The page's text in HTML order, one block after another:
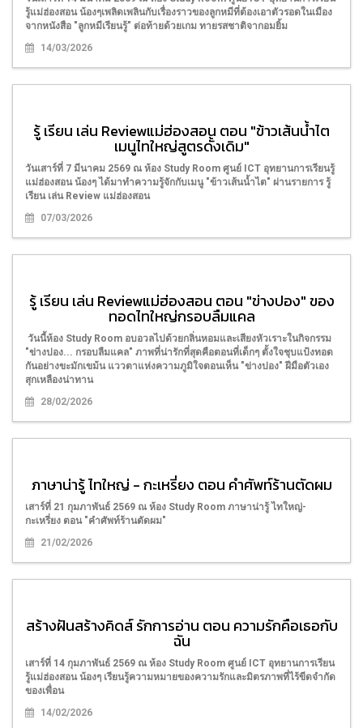
รู้แม่ฮ่องสอน น้องๆเพลิดเพลินกับเรื่องราวของลูกหมีที่ต้องเอาตัวรอดในเมือง
จากหนังสือ "ลูกหมีเรียนรู้" ต่อท้ายด้วยเกม ทายรสชาติจากอมยิ้ม
14/03/2026
รู้ เรียน เล่น Reviewแม่ฮ่องสอน ตอน "ข้าวเส้นน้ำไต
เมนูไทใหญ่สูตรดั้งเดิม"
วันเสาร์ที่ 7 มีนาคม 2569 ณ ห้อง Study Room ศูนย์ ICT อุทยานการเรียนรู้
แม่ฮ่องสอน น้องๆ ได้มาทำความรู้จักกับเมนู "ข้าวเส้นน้ำไต" ผ่านรายการ รู้
เรียน เล่น Review แม่ฮ่องสอน
07/03/2026
รู้ เรียน เล่น Reviewแม่ฮ่องสอน ตอน "ข่างปอง" ของ
ทอดไทใหญ่กรอบลืมแคล
วันนี้ห้อง Study Room อบอวลไปด้วยกลิ่นหอมและเสียงหัวเราะในกิจกรรม
"ข่างปอง... กรอบลืมแคล" ภาพที่น่ารักที่สุดคือตอนที่เด็กๆ ตั้งใจชุบแป้งทอด
กันอย่างขะมักเขม้น แววตาแห่งความภูมิใจตอนเห็น "ข่างปอง" ฝีมือตัวเอง
สุกเหลืองน่าทาน
28/02/2026
ภาษาน่ารู้ ไทใหญ่ - กะเหรี่ยง ตอน คำศัพท์ร้านตัดผม
เสาร์ที่ 21 กุมภาพันธ์ 2569 ณ ห้อง Study Room ภาษาน่ารู้ ไทใหญ่-
กะเหรี่ยง ตอน "คำศัพท์ร้านตัดผม"
21/02/2026
สร้างฝันสร้างคิดส์ รักการอ่าน ตอน ความรักคือเธอกับ
ฉัน
เสาร์ที่ 14 กุมภาพันธ์ 2569 ณ ห้อง Study Room ศูนย์ ICT อุทยานการเรียน
รู้แม่ฮ่องสอน น้องๆ เรียนรู้ความหมายของความรักและมิตรภาพที่ไร้ขีดจำกัด
ของเพื่อน
14/02/2026